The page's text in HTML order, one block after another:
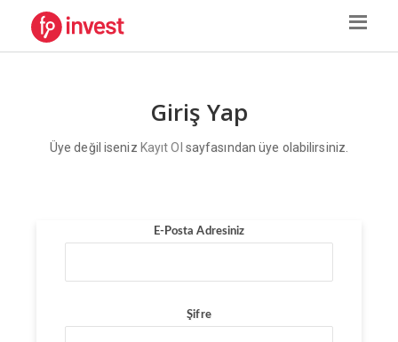
Giriş Yap
Üye değil iseniz Kayıt Ol sayfasından üye olabilirsiniz.
E-Posta Adresiniz
Şifre